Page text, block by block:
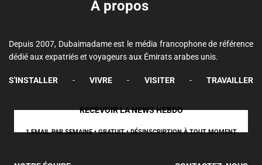
A propos
Depuis 2007, Dubaimadame est le média francophone de référence
dédié aux expatriés et voyageurs aux Émirats arabes unis.
S'INSTALLER - VIVRE - VISITER - TRAVAILLER
RECEVOIR LA NEWS HEBDO
1 EMAIL PAR SEMAINE • GRATUIT • DÉSINSCRIPTION À TOUT MOMENT